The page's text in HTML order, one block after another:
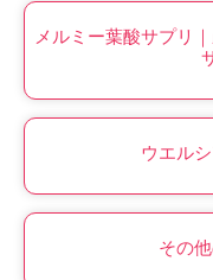
メルミー葉酸サプリ
ウエル
その